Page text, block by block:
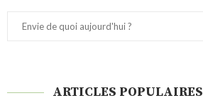
ARTICLES POPULAIRES